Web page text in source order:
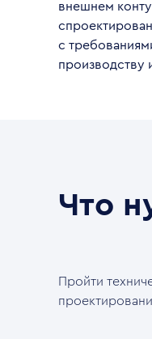
внешнем
с
производству
Что
Пройти